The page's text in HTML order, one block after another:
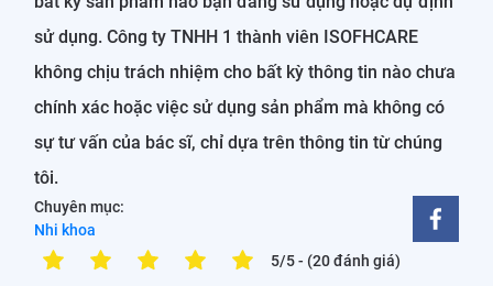
sử dụng. Công ty TNHH 1 thành viên ISOFHCARE
không chịu trách nhiệm cho bất kỳ thông tin nào chưa
chính xác hoặc việc sử dụng sản phẩm mà không có
sự tư vấn của bác sĩ, chỉ dựa trên thông tin từ chúng
tôi.
Chuyên mục:
Nhi khoa
5/5- (20 đánh giá)